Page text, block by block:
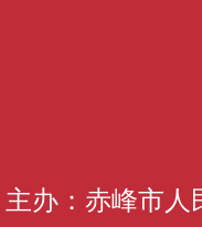
主办：赤峰市